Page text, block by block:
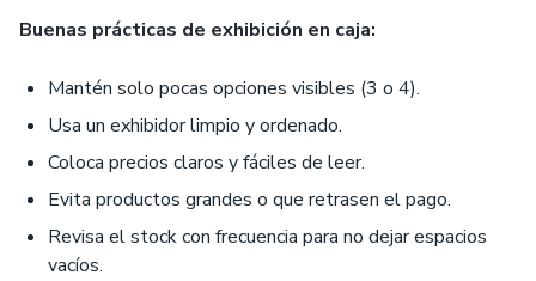
Buenas prácticas de exhibición en caja:
Mantén solo pocas opciones visibles (3 o 4).
Usa un exhibidor limpio y ordenado.
Coloca precios claros y fáciles de leer.
Evita productos grandes o que retrasen el pago.
Revisa el stock con frecuencia para no dejar espacios
vacíos.